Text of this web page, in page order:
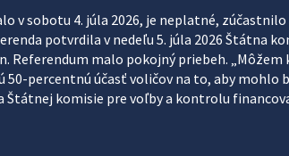
v sobotu 4. júla 2026, je neplatné, zúčastnilo
potvrdila v nedeľu 5. júla 2026 Štátna
Referendum malo pokojný priebeh.
50-percentnú účasť voličov na to, aby
Štátnej komisie pre voľby a kontrolu